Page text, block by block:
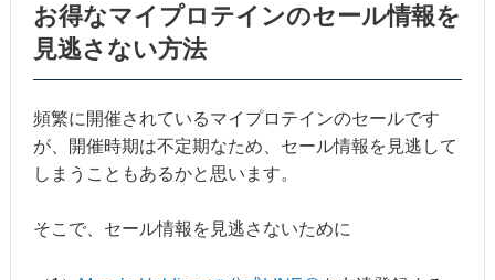
お得なマイプロテインのセール情報を
見逃さない方法
頻繁に開催されているマイプロテインのセールです
が、開催時期は不定期なため、セール情報を見逃して
しまうこともあるかと思います。
そこで、セール情報を見逃さないために